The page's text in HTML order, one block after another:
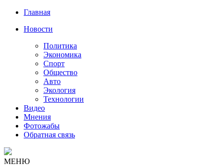
Главная
Новости
Политика
Экономика
Спорт
Общество
Авто
Экология
Технологии
Видео
Мнения
Фотожабы
Обратная связь
МЕНЮ